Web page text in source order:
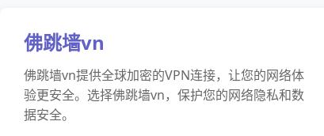
佛跳墙vn
佛跳墙vn提供全球加密的VPN连接，让您的网络体
验更安全。选择佛跳墙vn，保护您的网络隐私和数
据安全。